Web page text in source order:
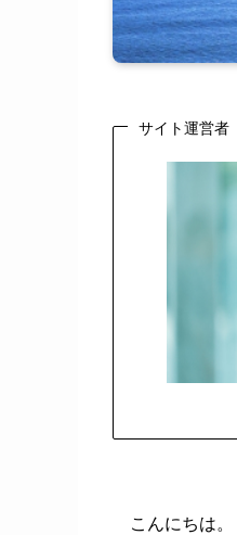
サイト運営者
こんにちは。